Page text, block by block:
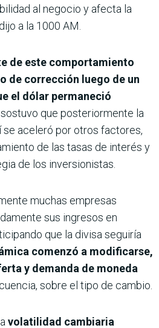
al negocio y afecta la
a la 1000 AM.
de este comportamiento
de corrección luego de un
el dólar permaneció
sostuvo que posteriormente la
se aceleró por otros factores,
de las tasas de interés y
de los inversionistas.
muchas empresas
sus ingresos en
que la divisa seguiría
comenzó a modificarse,
y demanda de moneda
sobre el tipo de cambio.
volatilidad cambiaria